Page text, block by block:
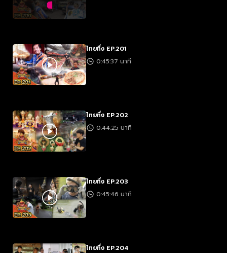
ไทยทึ่ง EP.201
0:45:37 นาที
ไทยทึ่ง EP.202
0:44:25 นาที
ไทยทึ่ง EP.203
0:45:46 นาที
ไทยทึ่ง EP.204